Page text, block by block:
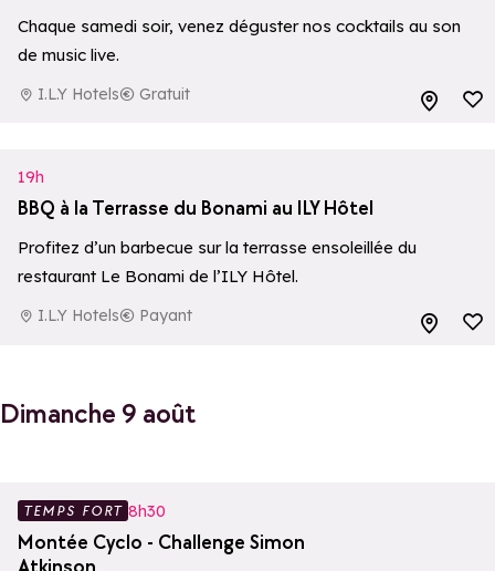
Chaque samedi soir, venez déguster nos cocktails au son
de music live.
I.L.Y Hotels Gratuit Ajouter
19h
BBQ à la Terrasse du Bonami au ILY Hôtel
Profitez d’un barbecue sur la terrasse ensoleillée du
restaurant Le Bonami de l’ILY Hôtel.
I.L.Y Hotels Payant Ajouter
Dimanche 9 août
TEMPS FORT 8h30
Montée Cyclo - Challenge Simon